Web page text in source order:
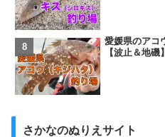
愛媛県のアコ
【波止＆地磯
さかなのぬりえサイト